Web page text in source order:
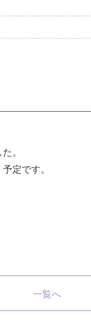
。
定です。
一覧へ